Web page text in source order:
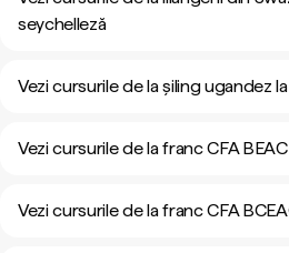
seychelleză
Vezi cursurile de la șiling ugandez
Vezi cursurile de la franc CFA
Vezi cursurile de la franc CFA